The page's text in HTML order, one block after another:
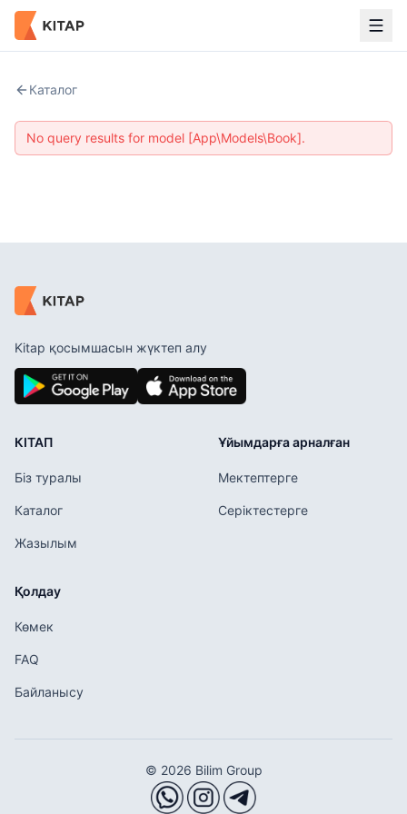
Каталог
No query results for model [App\Models\Book].
Kitap қосымшасын жүктеп алу
КІТАП
Біз туралы
Каталог
Жазылым
Ұйымдарға арналған
Мектептерге
Серіктестерге
Қолдау
Көмек
FAQ
Байланысу
© 2026 Bilim Group